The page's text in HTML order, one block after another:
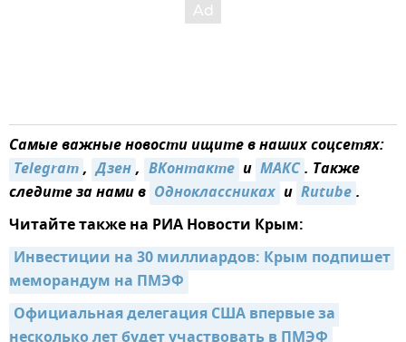
Самые важные новости ищите в наших соцсетях:
Telegram, Дзен, ВКонтакте и MAКС. Также
следите за нами в Одноклассниках и Rutube.
Читайте также на РИА Новости Крым:
Инвестиции на 30 миллиардов: Крым подпишет
меморандум на ПМЭФ
Официальная делегация США впервые за